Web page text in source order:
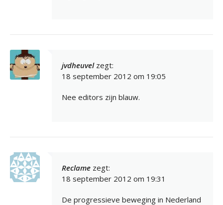
jvdheuvel zegt:
18 september 2012 om 19:05
Nee editors zijn blauw.
Reclame zegt:
18 september 2012 om 19:31
De progressieve beweging in Nederland